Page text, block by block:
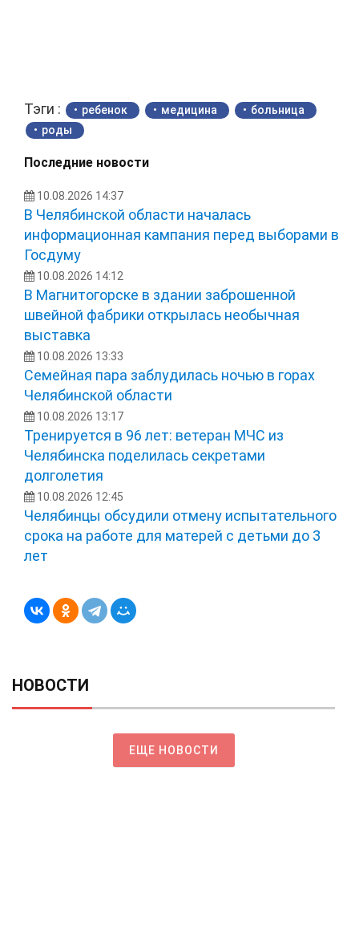
Тэги : ребенок медицина
больница
роды
Последние новости
10.08.2026 14:37
В Челябинской области началась
информационная кампания перед выборами в
Госдуму
10.08.2026 14:12
В Магнитогорске в здании заброшенной
швейной фабрики открылась необычная
выставка
10.08.2026 13:33
Семейная пара заблудилась ночью в горах
Челябинской области
10.08.2026 13:17
Тренируется в 96 лет: ветеран МЧС из
Челябинска поделилась секретами
долголетия
10.08.2026 12:45
Челябинцы обсудили отмену испытательного
срока на работе для матерей с детьми до 3
лет
НОВОСТИ
ЕЩЕ НОВОСТИ